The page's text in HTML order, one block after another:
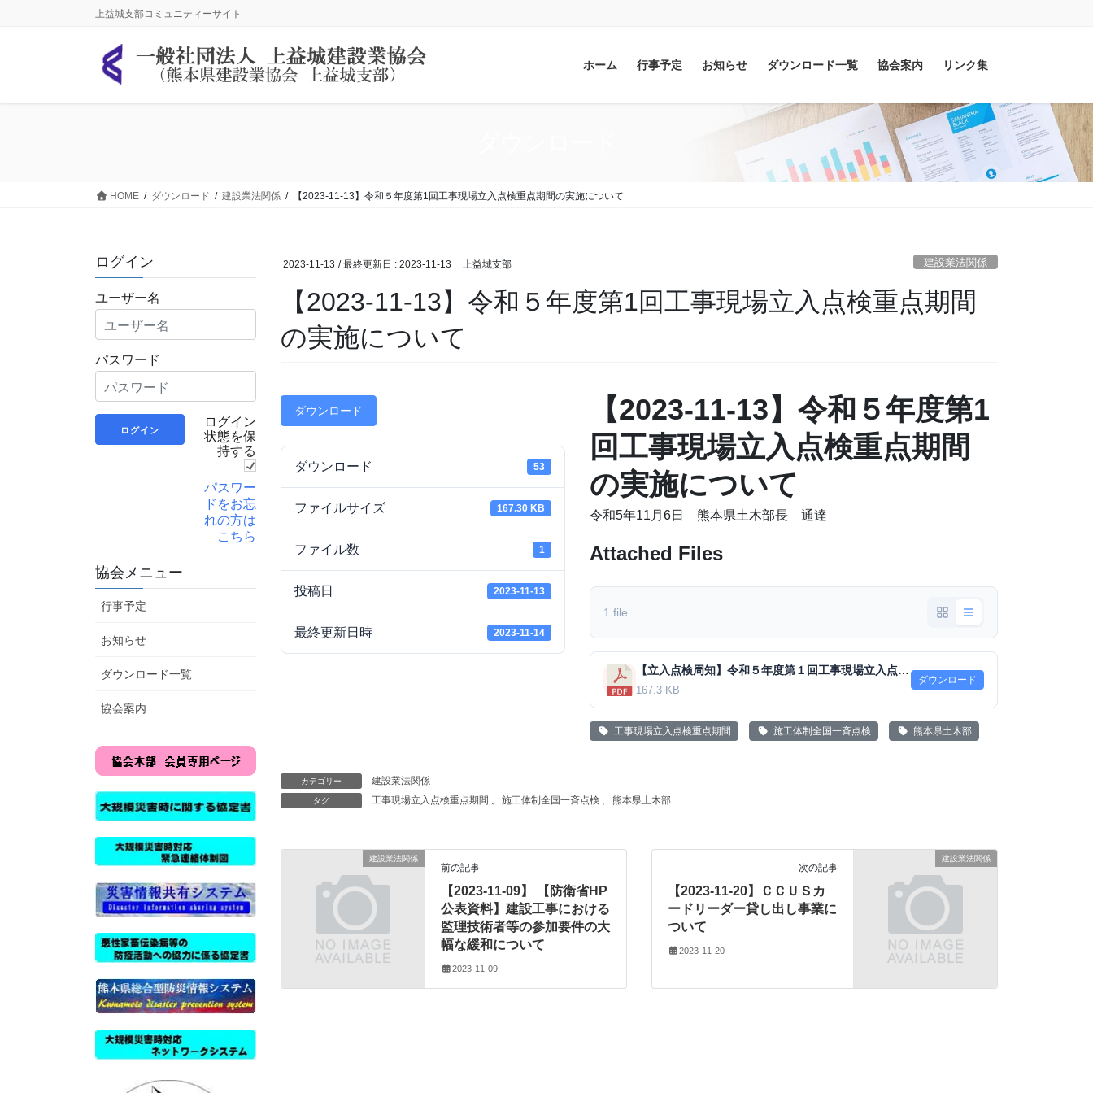
上益城支部コミュニティーサイト
ホーム 行事予定 お知らせ ダウンロード一覧 協会案内 リンク集
HOME ダウンロード 建設業法関係 【2023-11-13】令和５年度第1回工事現場立入点検重点期間の実施について
2023-11-13 / 最終更新日 : 2023-11-13 上益城支部 建設業法関係
【2023-11-13】令和５年度第1回工事現場立入点検重点期間
の実施について
ダウンロード
ダウンロード 53
ファイルサイズ 167.30 KB
ファイル数 1
投稿日 2023-11-13
最終更新日時 2023-11-14
【2023-11-13】令和５年度第1
回工事現場立入点検重点期間
の実施について
令和5年11月6日 熊本県土木部長 通達
Attached Files
1 file
【立入点検周知】令和５年度第１回工事現場立入点検重点期間の実施について（会員宛）.pdf
167.3 KB
ダウンロード
工事現場立入点検重点期間 施工体制全国一斉点検 熊本県土木部
カテゴリー 建設業法関係
タグ 工事現場立入点検重点期間 、 施工体制全国一斉点検 、 熊本県土木部
建設業法関係
前の記事
【2023-11-09】 【防衛省HP
公表資料】建設工事における
監理技術者等の参加要件の大
幅な緩和について
2023-11-09
建設業法関係
次の記事
【2023-11-20】ＣＣＵＳカ
ードリーダー貸し出し事業に
ついて
2023-11-20
ログイン
ユーザー名
パスワード
ログイン
状態を保
持する
パスワー
ドをお忘
れの方は
こちら
協会メニュー
行事予定
お知らせ
ダウンロード一覧
協会案内